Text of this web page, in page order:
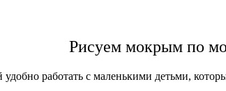
Рисуем мокрым по
работать с маленькими детьми,